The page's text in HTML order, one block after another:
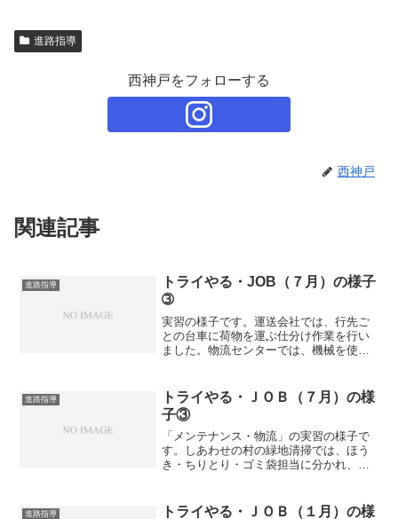
進路指導
西神戸をフォローする
西神戸
関連記事
進路指導
トライやる・JOB（７月）の様子
➂
実習の様子です。運送会社では、行先ご
との台車に荷物を運ぶ仕分け作業を行い
ました。物流センターでは、機械を使っ
掃では、「指示に対して、とても素直な
態度で聞いてくれます。」...
進路指導
トライやる・ＪＯＢ（７月）の様
子③
「メンテナンス・物流」の実習の様子で
す。しあわせの村の緑地清掃では、ほう
き・ちりとり・ゴミ袋担当に分かれ、ゴ
清掃に取り組みました。よく指示を聞い
進路指導
トライやる・ＪＯＢ（１月）の様